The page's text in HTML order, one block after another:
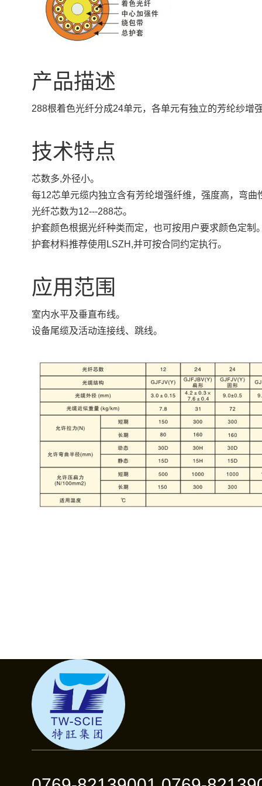
产品描述
288根着色光纤分成24单元，各单元有独立的芳纶纱增
技术特点
芯数多,外径小。
每12芯单元缆内独立含有芳纶增强纤维，强度高，弯
光纤芯数为12---288芯。
护套颜色根据光纤种类而定，也可按用户要求颜色定制
护套材料推荐使用LSZH,并可按合同约定执行。
应用范围
室内水平及垂直布线。
设备尾缆及活动连接线、跳线。